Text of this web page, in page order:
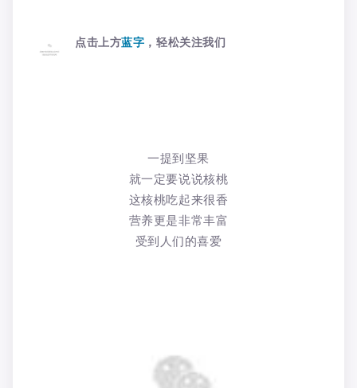
点击上方蓝字 ，轻松关注我们
一提到坚果
就一定要说说核桃
这核桃吃起来很香
营养更是非常丰富
受到人们的喜爱